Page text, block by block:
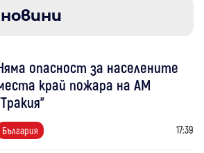
опасност за населените
край пожара на АМ
България 17:39